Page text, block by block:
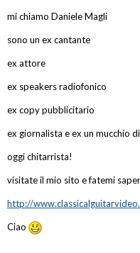
mi chiamo Daniele Magli
sono un ex cantante
ex attore
ex speakers radiofonico
ex copy pubblicitario
ex giornalista e ex un mucchio
oggi chitarrista!
visitate il mio sito e fatemi
http://
Ciao